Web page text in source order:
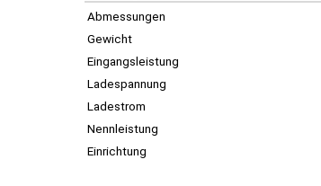
Abmessungen
Gewicht
Eingangsleistung
Ladespannung
Ladestrom
Nennleistung
Einrichtung